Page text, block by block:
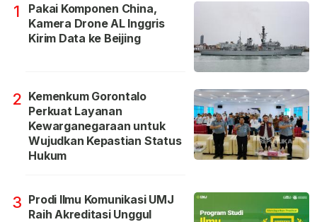
1
Pakai Komponen China,
Kamera Drone AL Inggris
Kirim Data ke Beijing
2 Kemenkum Gorontalo
Perkuat Layanan
Kewarganegaraan untuk
Wujudkan Kepastian Status
Hukum
3 Prodi Ilmu Komunikasi UMJ
Raih Akreditasi Unggul